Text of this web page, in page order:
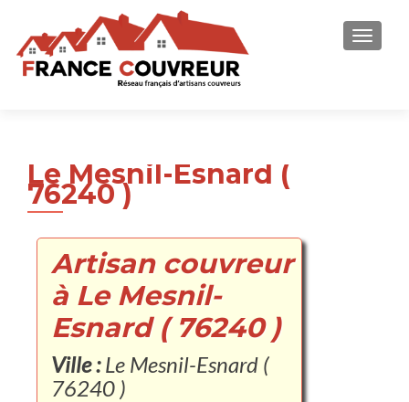
Le Mesnil-Esnard (
76240 )
Artisan couvreur
à Le Mesnil-
Esnard ( 76240 )
Ville :Le Mesnil-Esnard (
76240 )